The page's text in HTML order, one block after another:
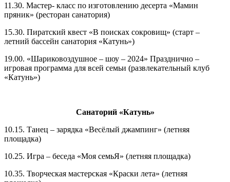
11.30. Мастер- класс по изготовлению десерта «Мамин
пряник» (ресторан санатория)
15.30. Пиратский квест «В поисках сокровищ» (старт –
летний бассейн санатория «Катунь»)
19.00. «Шариковоздушное – шоу – 2024» Празднично –
игровая программа для всей семьи (развлекательный клуб
«Катунь»)
Санаторий «Катунь»
10.15. Танец – зарядка «Весёлый джампинг» (летняя
площадка)
10.25. Игра – беседа «Моя семьЯ» (летняя площадка)
10.35. Творческая мастерская «Краски лета» (летняя